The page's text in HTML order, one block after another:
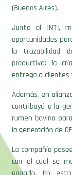
Junto al INTI,
oportunidades
la trazabilidad
productivo: la
entrega a clientes
Además, en
contribuyó a la
rumen bovino
la generación de
La compañía
con el cual se
ganado. En
armonización